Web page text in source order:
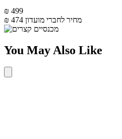
₪ 499
₪ 474 מחיר לחברי מועדון
You May Also Like